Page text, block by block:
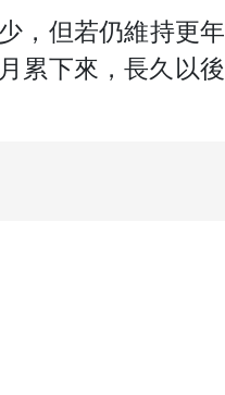
，但若仍維持更年
累下來，長久以後